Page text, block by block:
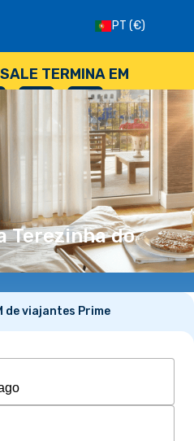
PT (€)
TERMINA EM
: --
SEGUNDOS
Terezinha do
de viajantes Prime